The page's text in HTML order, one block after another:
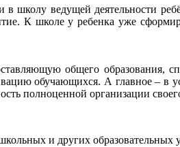
ведущей деятельности
К школе у ребенка уже
общего образования,
обучающихся. А главное – в
полноценной организации
и других образовательных